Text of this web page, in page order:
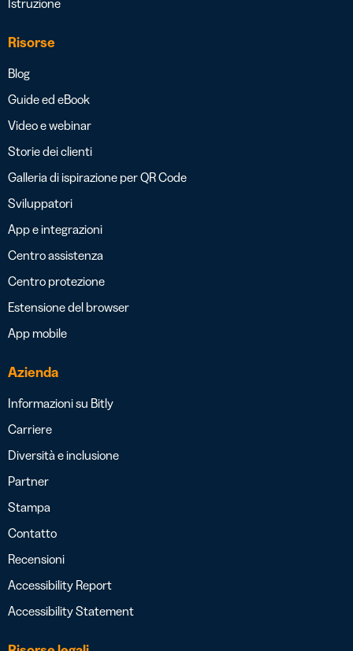
Risorse
Blog
Guide ed eBook
Video e webinar
Storie dei clienti
Galleria di ispirazione per QR Code
Sviluppatori
App e integrazioni
Centro assistenza
Centro protezione
Estensione del browser
App mobile
Azienda
Informazioni su Bitly
Carriere
Diversità e inclusione
Partner
Stampa
Contatto
Recensioni
Accessibility Report
Accessibility Statement